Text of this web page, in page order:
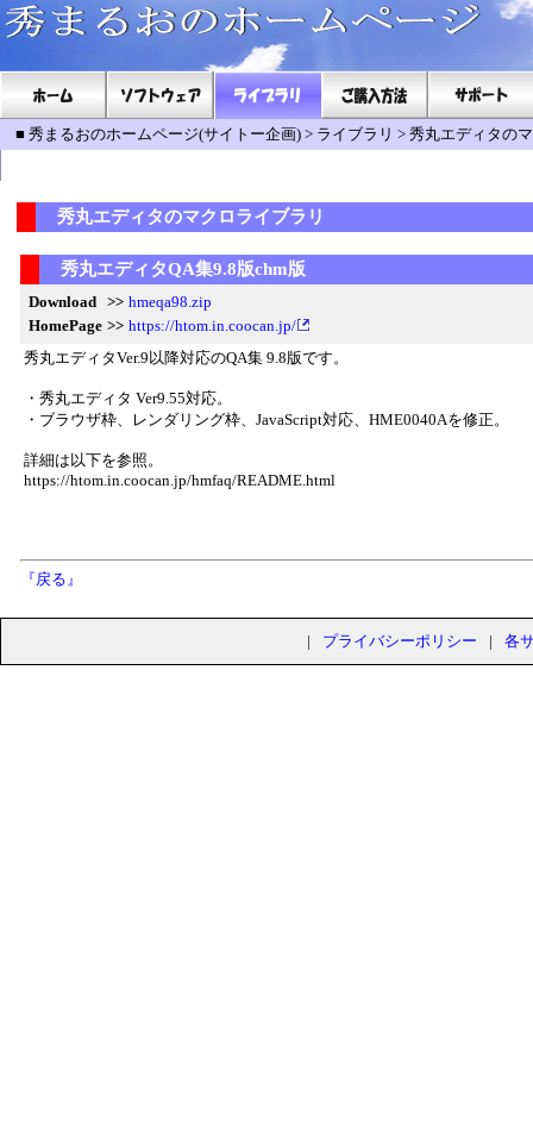
■ 秀まるおのホームページ(サイトー企画) > ライブラリ > 秀丸エディタの
秀丸エディタのマクロライブラリ
秀丸エディタQA集9.8版chm版
Download >> hmeqa98.zip
HomePage >> https://htom.in.coocan.jp/
秀丸エディタVer.9以降対応のQA集 9.8版です。
・秀丸エディタ Ver9.55対応。
・ブラウザ枠、レンダリング枠、JavaScript対応、HME0040Aを修正。
詳細は以下を参照。
https://htom.in.coocan.jp/hmfaq/README.html
『戻る』
| プライバシーポリシー | 各